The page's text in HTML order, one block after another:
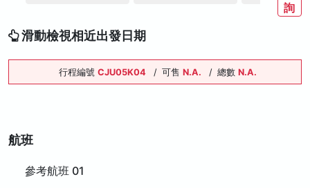
詢
滑動檢視相近出發日期
行程編號 CJU05K04 / 可售 N.A. / 總數 N.A.
航班
參考航班 01